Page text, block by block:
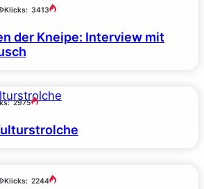
Klicks: 3413
der Kneipe: Interview mit
2975
Klicks: 2244